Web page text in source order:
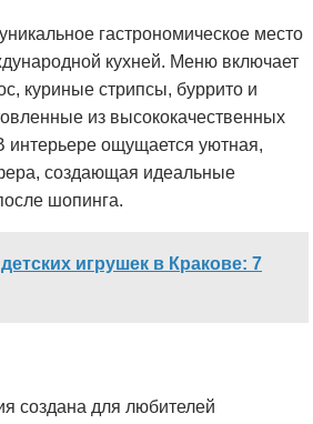
гастрономическое место
кухней. Меню включает
куриные стрипсы, буррито и
из высококачественных
интерьере ощущается уютная,
создающая идеальные
шопинга.
игрушек в Кракове: 7
создана для любителей